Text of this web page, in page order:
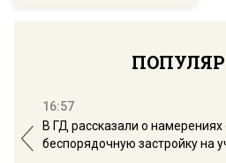
16:57
В ГД рассказали о намерениях
беспорядочную застройку на